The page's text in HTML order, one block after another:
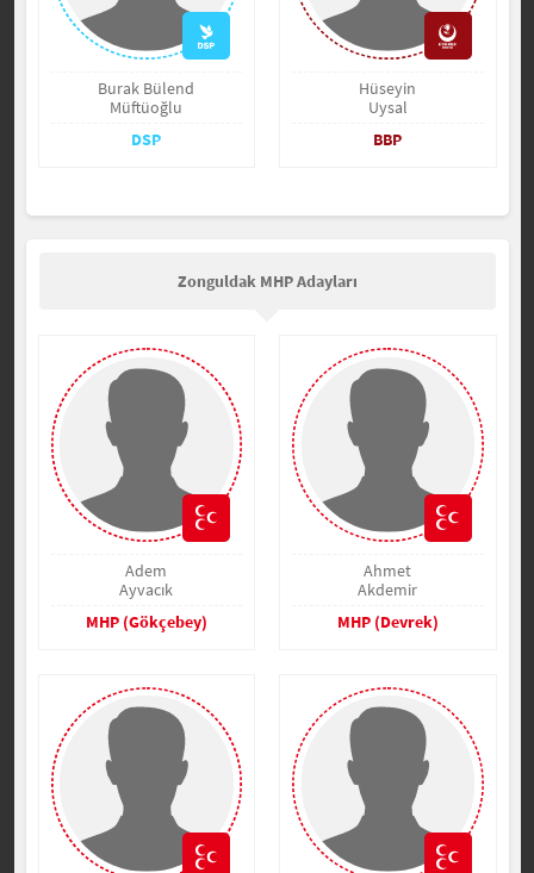
Burak Bülend
Müftüoğlu
DSP
Hüseyin
Uysal
BBP
Zonguldak MHP Adayları
Adem
Ayvacık
MHP (Gökçebey)
Ahmet
Akdemir
MHP (Devrek)